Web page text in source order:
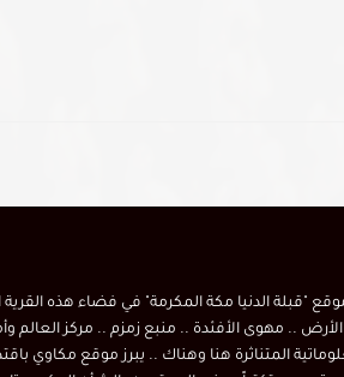
"قبلة الدنيا مكة المكرمة" في فضاء هذه
.. مهوى الأفئدة .. منبع زمزم .. مركز العالم
المتناثرة هنا وهناك .. يبرز موقع مكاوي